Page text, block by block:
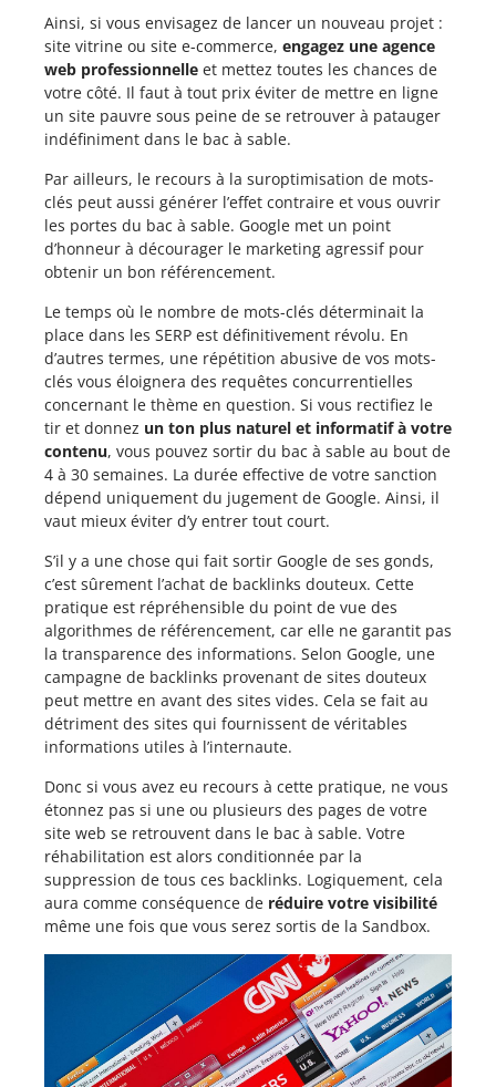
Ainsi, si vous envisagez de lancer un nouveau projet :
site vitrine ou site e-commerce, engagez une agence
web professionnelle et mettez toutes les chances de
votre côté. Il faut à tout prix éviter de mettre en ligne
un site pauvre sous peine de se retrouver à patauger
indéfiniment dans le bac à sable.
Par ailleurs, le recours à la suroptimisation de mots-
clés peut aussi générer l’effet contraire et vous ouvrir
les portes du bac à sable. Google met un point
d’honneur à décourager le marketing agressif pour
obtenir un bon référencement.
Le temps où le nombre de mots-clés déterminait la
place dans les SERP est définitivement révolu. En
d’autres termes, une répétition abusive de vos mots-
clés vous éloignera des requêtes concurrentielles
concernant le thème en question. Si vous rectifiez le
tir et donnez un ton plus naturel et informatif à votre
contenu, vous pouvez sortir du bac à sable au bout de
4 à 30 semaines. La durée effective de votre sanction
dépend uniquement du jugement de Google. Ainsi, il
vaut mieux éviter d’y entrer tout court.
S’il y a une chose qui fait sortir Google de ses gonds,
c’est sûrement l’achat de backlinks douteux. Cette
pratique est répréhensible du point de vue des
algorithmes de référencement, car elle ne garantit pas
la transparence des informations. Selon Google, une
campagne de backlinks provenant de sites douteux
peut mettre en avant des sites vides. Cela se fait au
détriment des sites qui fournissent de véritables
informations utiles à l’internaute.
Donc si vous avez eu recours à cette pratique, ne vous
étonnez pas si une ou plusieurs des pages de votre
site web se retrouvent dans le bac à sable. Votre
réhabilitation est alors conditionnée par la
suppression de tous ces backlinks. Logiquement, cela
aura comme conséquence de réduire votre visibilité
même une fois que vous serez sortis de la Sandbox.